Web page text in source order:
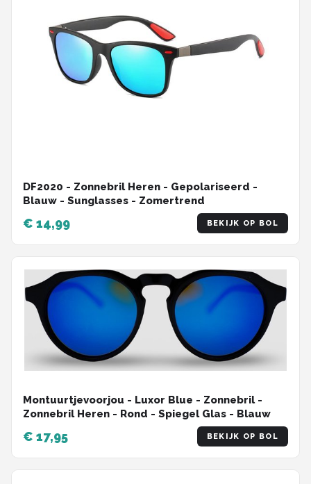
DF2020 - Zonnebril Heren - Gepolariseerd -
Blauw - Sunglasses - Zomertrend
€ 14,99 BEKIJK OP BOL
Montuurtjevoorjou - Luxor Blue - Zonnebril -
Zonnebril Heren - Rond - Spiegel Glas - Blauw
€ 17,95 BEKIJK OP BOL